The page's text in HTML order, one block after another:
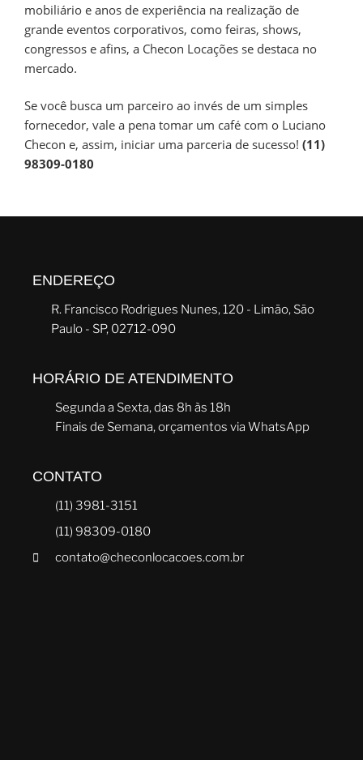
mobiliário e anos de experiência na realização de
grande eventos corporativos, como feiras, shows,
congressos e afins, a Checon Locações se destaca no
mercado.
Se você busca um parceiro ao invés de um simples
fornecedor, vale a pena tomar um café com o Luciano
Checon e, assim, iniciar uma parceria de sucesso! (11)
98309-0180
CONTATO
(11) 3981-3151
(11) 98309-0180
contato@checonlocacoes.com.br
HORÁRIO DE ATENDIMENTO
Segunda a Sexta, das 8h às 18h
Finais de Semana, orçamentos via WhatsApp
ENDEREÇO
R. Francisco Rodrigues Nunes, 120 - Limão, São
Paulo - SP, 02712-090